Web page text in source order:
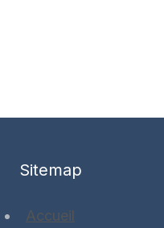
Sitemap
Accueil